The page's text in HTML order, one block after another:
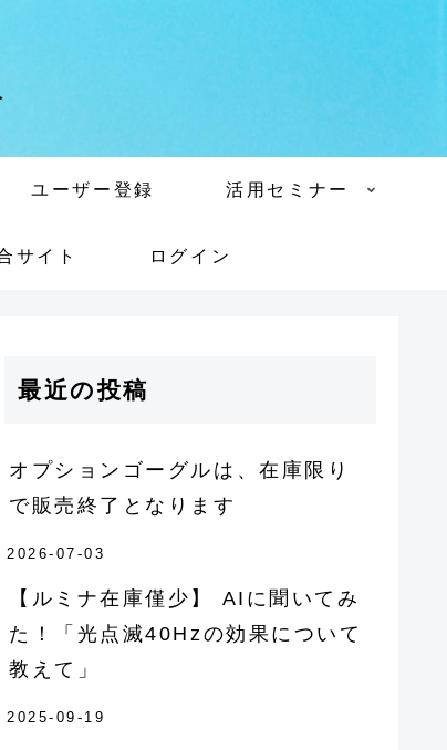
ユーザー登録 活用セミナー
サイト ログイン
最近の投稿
オプションゴーグルは、在庫限り
で販売終了となります
2026-07-03
【ルミナ在庫僅少】 AIに聞いてみ
た！「光点滅40Hzの効果について
教えて」
2025-09-19